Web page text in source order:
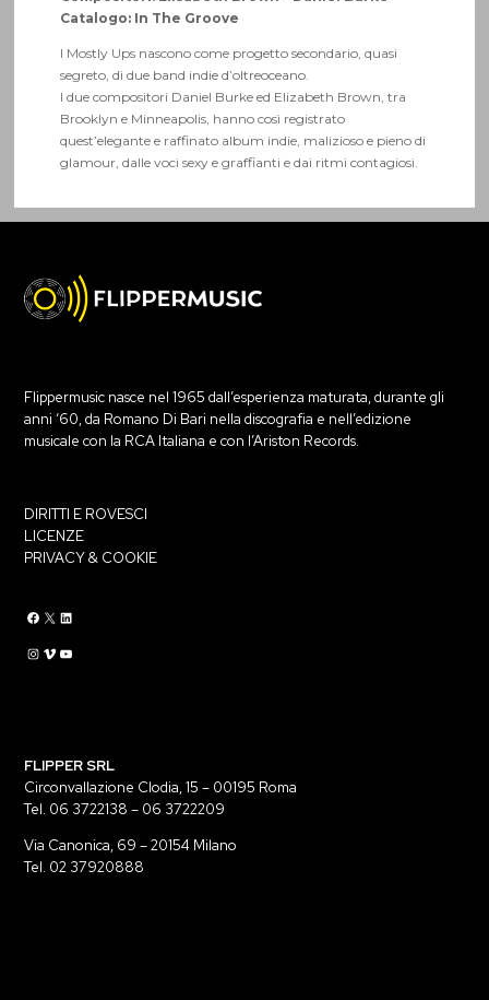
Catalogo: In The Groove
I Mostly Ups nascono come progetto secondario, quasi
segreto, di due band indie d’oltreoceano.
I due compositori Daniel Burke ed Elizabeth Brown, tra
Brooklyn e Minneapolis, hanno così registrato
quest’elegante e raffinato album indie, malizioso e pieno di
glamour, dalle voci sexy e graffianti e dai ritmi contagiosi.
Flippermusic nasce nel 1965 dall’esperienza maturata, durante gli
anni ‘60, da Romano Di Bari nella discografia e nell’edizione
musicale con la RCA Italiana e con l’Ariston Records.
DIRITTI E ROVESCI
LICENZE
PRIVACY & COOKIE
Flippermusic Facebook Flippermusic Twitter
Flippermusic Linkedin
Flippermusic Instagram Flippermusic Vimeo flippermusic YouTube
FLIPPER SRL
Circonvallazione Clodia, 15 – 00195 Roma
Tel. 06 3722138 – 06 3722209
Via Canonica, 69 – 20154 Milano
Tel. 02 37920888